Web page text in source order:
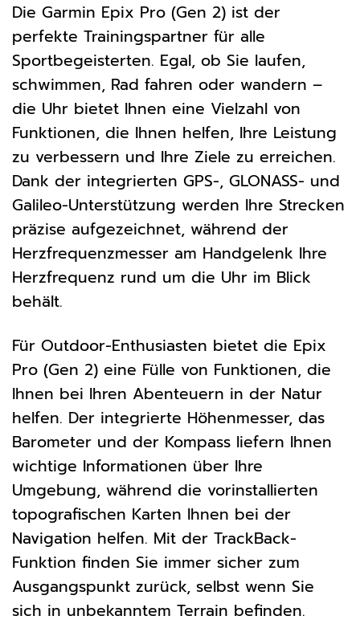
Die Garmin Epix Pro (Gen 2) ist der
perfekte Trainingspartner für alle
Sportbegeisterten. Egal, ob Sie laufen,
schwimmen, Rad fahren oder wandern –
die Uhr bietet Ihnen eine Vielzahl von
Funktionen, die Ihnen helfen, Ihre Leistung
zu verbessern und Ihre Ziele zu erreichen.
Dank der integrierten GPS-, GLONASS- und
Galileo-Unterstützung werden Ihre Strecken
präzise aufgezeichnet, während der
Herzfrequenzmesser am Handgelenk Ihre
Herzfrequenz rund um die Uhr im Blick
behält.
Für Outdoor-Enthusiasten bietet die Epix
Pro (Gen 2) eine Fülle von Funktionen, die
Ihnen bei Ihren Abenteuern in der Natur
helfen. Der integrierte Höhenmesser, das
Barometer und der Kompass liefern Ihnen
wichtige Informationen über Ihre
Umgebung, während die vorinstallierten
topografischen Karten Ihnen bei der
Navigation helfen. Mit der TrackBack-
Funktion finden Sie immer sicher zum
Ausgangspunkt zurück, selbst wenn Sie
sich in unbekanntem Terrain befinden.